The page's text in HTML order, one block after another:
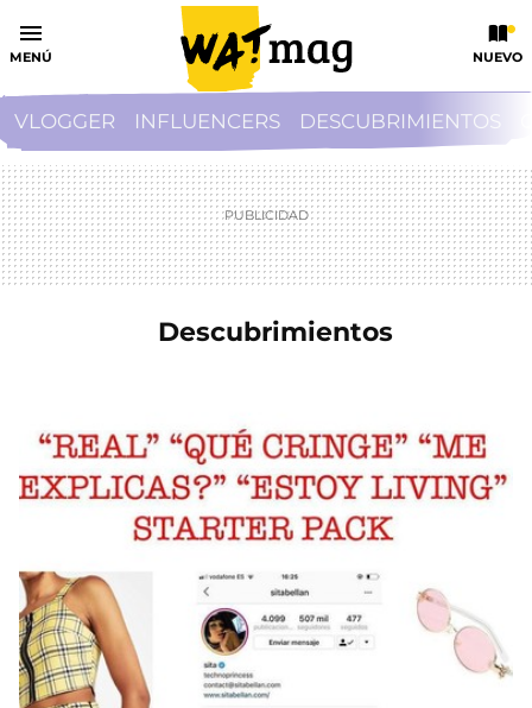
MENÚ NUEVO
VLOGGER INFLUENCERS DESCUBRIMIENTOS
Descubrimientos